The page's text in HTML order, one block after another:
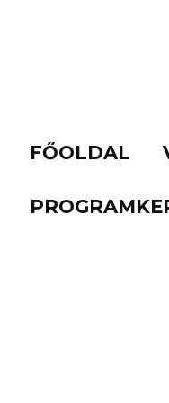
FŐOLDAL